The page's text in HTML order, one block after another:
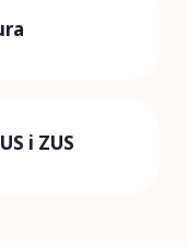
i ZUS